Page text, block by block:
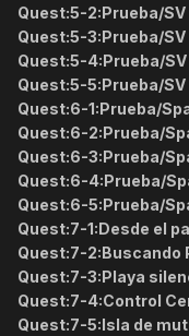
Quest:5-2:Prueba/SV
Quest:5-3:Prueba/SV
Quest:5-4:Prueba/
Quest:5-5:Prueba/SV
Quest:6-1:Prueba/
Quest:6-2:Prueba/
Quest:6-3:Prueba/
Quest:6-4:Prueba/
Quest:6-5:Prueba/
Quest:7-1:Desde el
Quest:7-2:Buscando
Quest:7-3:Playa
Quest:7-4:Control
Quest:7-5:Isla de